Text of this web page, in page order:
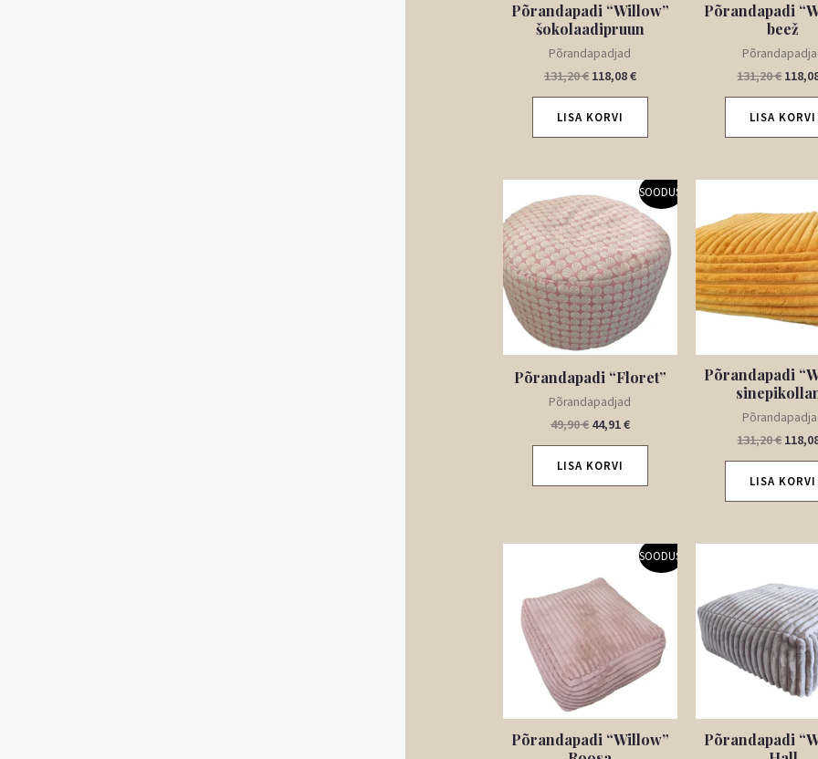
Põrandapadi “Willow”
šokolaadipruun
Põrandapadjad
131,20€ 118,08€
LISA KORVI
Põrandapadi
beež
131,20€
LISA KORVI
SOODUS!
Põrandapadi “Floret”
Põrandapadjad
49,90€
hind
oli:
49,90 €.
44,91€
Praegune
hind
on:
44,91 €.
LISA KORVI
Põrandapadi
131,20€
oli:
LISA KORVI
SOODUS!
Põrandapadi “Willow”
oli:
131,20 €.
Praegune
hind
Põrandapadi
oli: